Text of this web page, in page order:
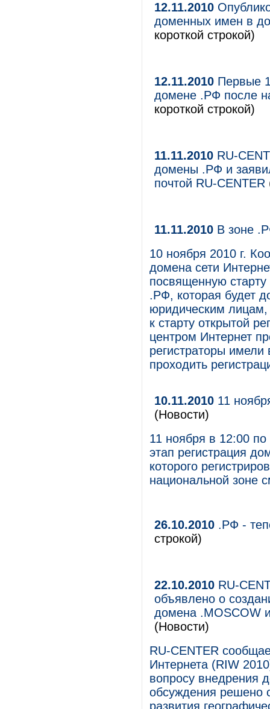
12.11.2010
доменных имен в
короткой строкой)
12.11.2010 Первые
домене .РФ после
короткой строкой)
11.11.2010 RU-
домены .РФ и
почтой RU-CENTER
11.11.2010 В зоне
10 ноября 2010 г.
домена сети
посвященную
.РФ, которая будет
юридическим лицам,
к старту открытой
центром Интернет
регистраторы имели
проходить
10.11.2010 11
(Новости)
11 ноября в 12:00
этап регистрация
которого
национальной зоне
26.10.2010 .РФ -
строкой)
22.10.2010 RU-
объявлено о
домена .MOSCOW
(Новости)
RU-CENTER
Интернета (RIW
вопросу внедрения
обсуждения решено
развития